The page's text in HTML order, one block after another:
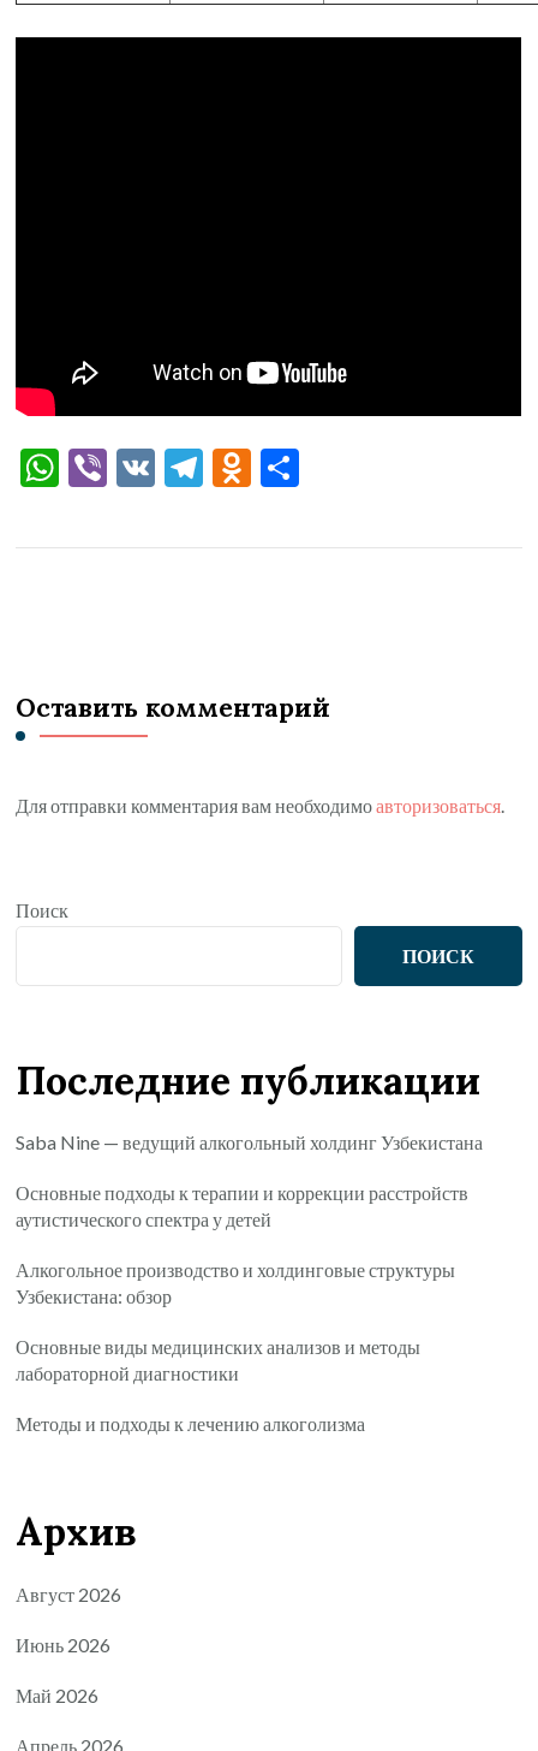
WhatsApp
Viber
VK Telegram
Odnoklassniki
Оставить комментарий
Для отправки комментария вам необходимоавторизоваться.
Поиск
ПОИСК
Последние публикации
Saba Nine — ведущий алкогольный холдинг Узбекистана
Основные подходы к терапии и коррекции расстройств
аутистического спектра у детей
Алкогольное производство и холдинговые структуры
Узбекистана: обзор
Основные виды медицинских анализов и методы
лабораторной диагностики
Методы и подходы к лечению алкоголизма
Архив
Август 2026
Июнь 2026
Май 2026
Апрель 2026